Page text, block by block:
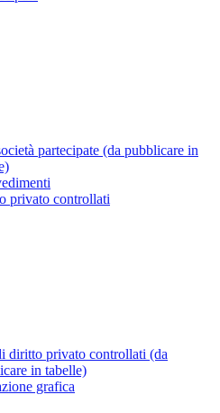
partecipate (da pubblicare in
privato controllati
diritto privato controllati (da
in tabelle)
grafica